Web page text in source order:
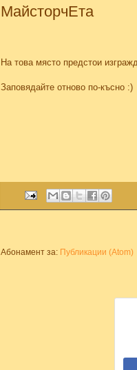
МайсторчЕта
На това място предстои
Заповядайте отново по-късно :)
Абонамент за: Публикации (Atom)